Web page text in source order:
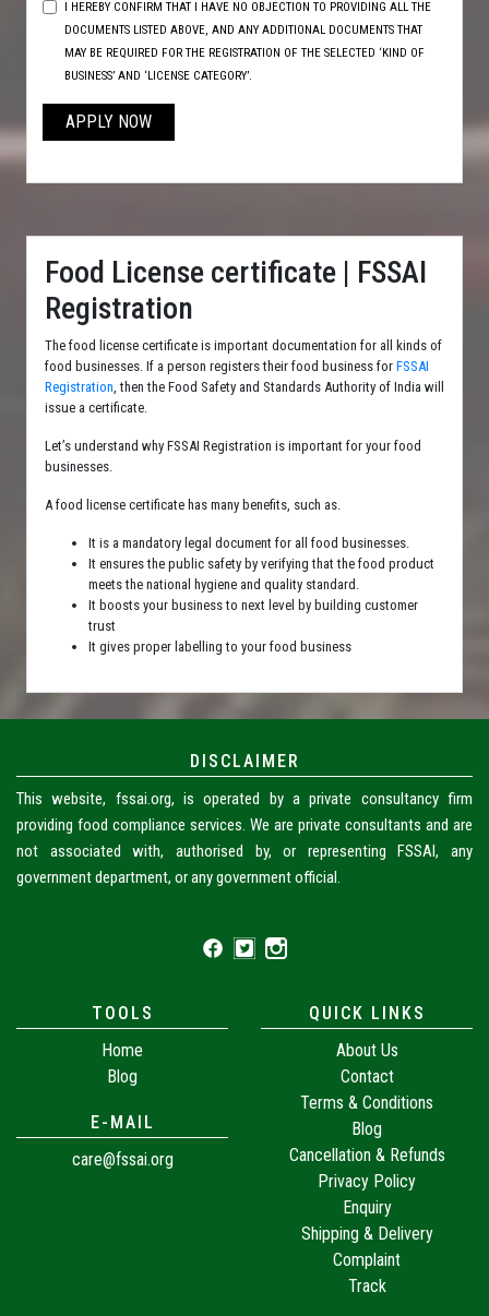
I HEREBY CONFIRM THAT I HAVE NO OBJECTION TO PROVIDING ALL THE
DOCUMENTS LISTED ABOVE, AND ANY ADDITIONAL DOCUMENTS THAT
MAY BE REQUIRED FOR THE REGISTRATION OF THE SELECTED ‘KIND OF
BUSINESS’ AND ‘LICENSE CATEGORY’.
APPLY NOW
Food License certificate | FSSAI
Registration
The food license certificate is important documentation for all kinds of
food businesses. If a person registers their food business for FSSAI
Registration, then the Food Safety and Standards Authority of India will
issue a certificate.
Let’s understand why FSSAI Registration is important for your food
businesses.
A food license certificate has many benefits, such as.
It is a mandatory legal document for all food businesses.
It ensures the public safety by verifying that the food product
meets the national hygiene and quality standard.
It boosts your business to next level by building customer
trust
It gives proper labelling to your food business
DISCLAIMER
This website, fssai.org, is operated by a private consultancy firm
providing food compliance services. We are private consultants and are
not associated with, authorised by, or representing FSSAI, any
government department, or any government official.
TOOLS
Home
Blog
E-MAIL
care@fssai.org
QUICK LINKS
About Us
Contact
Terms & Conditions
Blog
Cancellation & Refunds
Privacy Policy
Enquiry
Shipping & Delivery
Complaint
Track